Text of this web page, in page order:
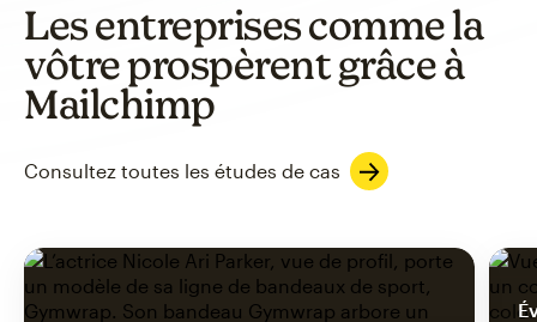
Les entreprises comme la
vôtre prospèrent grâce à
Mailchimp
Consultez toutes les études de cas